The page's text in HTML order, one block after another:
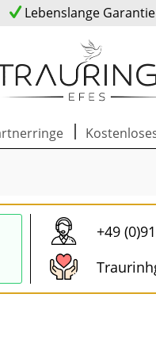
Lebenslange Garantie
+49